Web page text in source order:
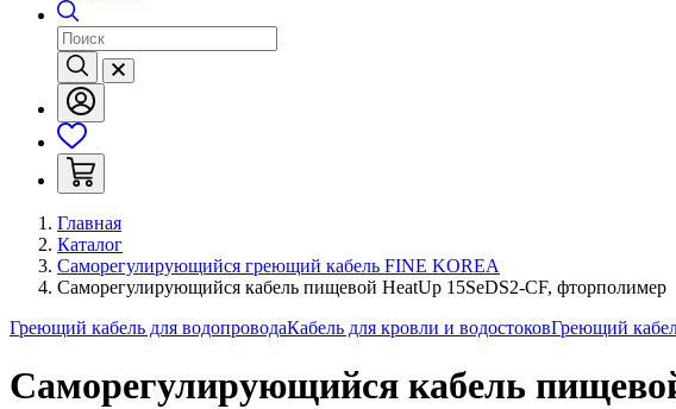
Главная
Каталог
Саморегулирующийся греющий кабель FINE KOREA
Саморегулирующийся кабель пищевой HeatUp 15SeDS2-CF, фторполимер
Греющий кабель для водопроводаКабель для кровли и водостоковГреющий
Саморегулирующийся кабель